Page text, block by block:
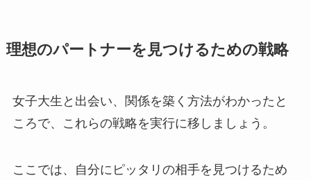
理想のパートナーを見つけるための戦略
女子大生と出会い、関係を築く方法がわかったと
ころで、これらの戦略を実行に移しましょう。
ここでは、自分にピッタリの相手を見つけるため